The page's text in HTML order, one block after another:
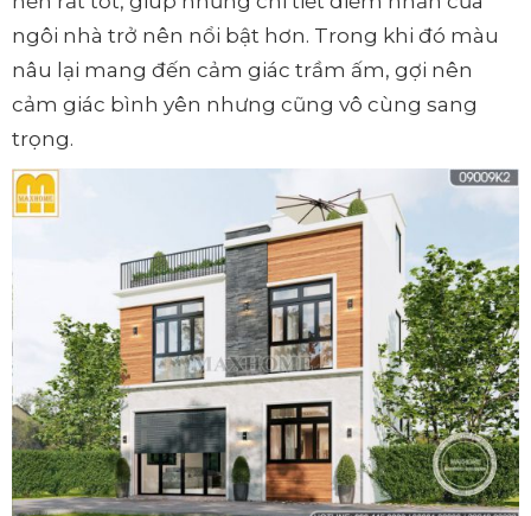
ngôi nhà trở nên nổi bật hơn. Trong khi đó màu
nâu lại mang đến cảm giác trầm ấm, gợi nên
cảm giác bình yên nhưng cũng vô cùng sang
trọng.